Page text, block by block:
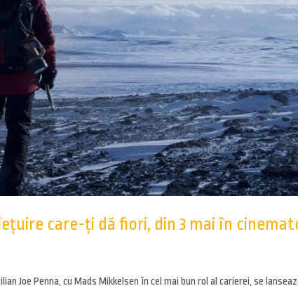
care-ți dă fiori, din 3 mai în
Joe Penna, cu Mads Mikkelsen în cel mai bun rol al carierei, se